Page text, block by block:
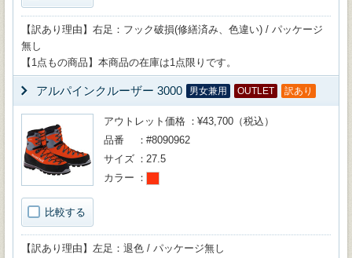
【訳あり理由】右足：フック破損(修繕済み、色違い) / パッケージ
無し
【1点もの商品】本商品の在庫は1点限りです。
アルパインクルーザー 3000 男女兼用 OUTLET 訳あり
比較する
アウトレット価格
¥43,700（税込）
品番
#8090962
サイズ
27.5
カラー
【訳あり理由】左足：退色 / パッケージ無し